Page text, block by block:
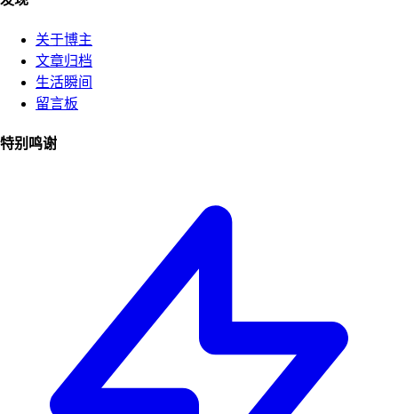
关于博主
文章归档
生活瞬间
留言板
特别鸣谢